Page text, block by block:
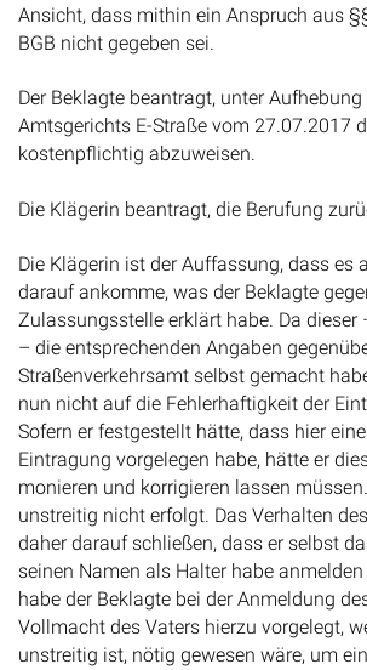
Ansicht, dass mithin ein Anspruch aus
BGB nicht gegeben sei.
Der Beklagte beantragt, unter
Amtsgerichts E-Straße vom 27.07.2017
kostenpflichtig abzuweisen.
Die Klägerin beantragt, die Berufung
Die Klägerin ist der Auffassung, dass es
darauf ankomme, was der Beklagte
Zulassungsstelle erklärt habe. Da
– die entsprechenden Angaben
Straßenverkehrsamt selbst gemacht
nun nicht auf die Fehlerhaftigkeit der
Sofern er festgestellt hätte, dass hier
Eintragung vorgelegen habe, hätte er
monieren und korrigieren lassen
unstreitig nicht erfolgt. Das Verhalten
daher darauf schließen, dass er selbst
seinen Namen als Halter habe
habe der Beklagte bei der Anmeldung
Vollmacht des Vaters hierzu vorgelegt,
unstreitig ist, nötig gewesen wäre, um